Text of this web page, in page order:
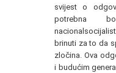
svijest o
potrebna
brinuti za to da
zločina. Ova
i budućim